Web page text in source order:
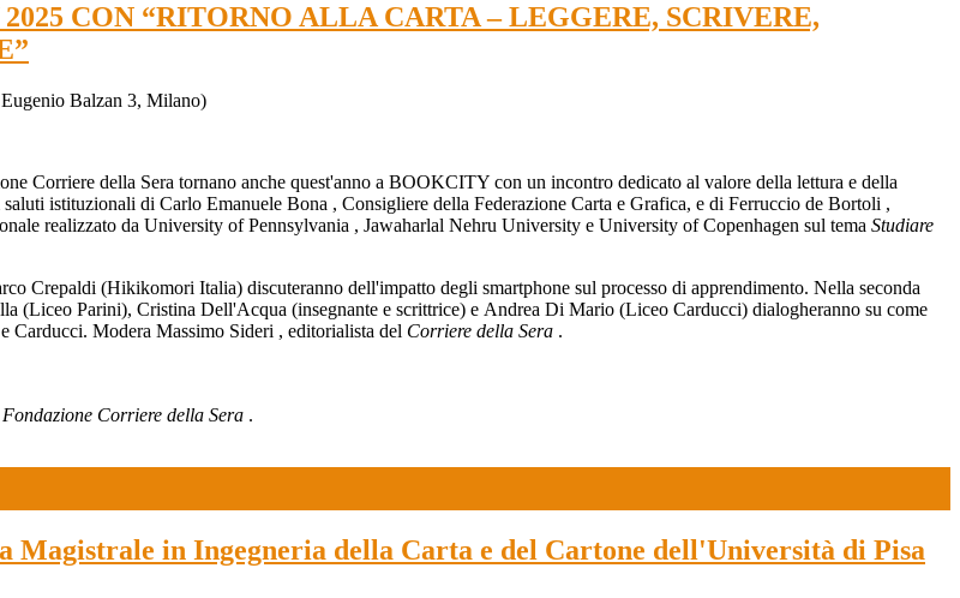
CON “RITORNO ALLA CARTA – LEGGERE, SCRIVERE,
Balzan 3, Milano)
Corriere della Sera tornano anche quest'anno a BOOKCITY con un incontro dedicato al valore della lettura e della
saluti istituzionali di Carlo Emanuele Bona , Consigliere della Federazione Carta e Grafica, e di Ferruccio de Bortoli ,
realizzato da University of Pennsylvania , Jawaharlal Nehru University e University of Copenhagen sul tema Studiare
Crepaldi (Hikikomori Italia) discuteranno dell'impatto degli smartphone sul processo di apprendimento. Nella seconda
(Liceo Parini), Cristina Dell'Acqua (insegnante e scrittrice) e Andrea Di Mario (Liceo Carducci) dialogheranno su come
Carducci. Modera Massimo Sideri , editorialista del Corriere della Sera .
Fondazione Corriere della Sera .
Magistrale in Ingegneria della Carta e del Cartone dell'Università di Pisa